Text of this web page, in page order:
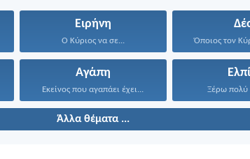
Ειρήνη
Ο Κύριος να σε... Όποιος τον
Αγάπη
Εκείνος που αγαπάει έχει... Ξέρω πολύ
Άλλα θέματα ...